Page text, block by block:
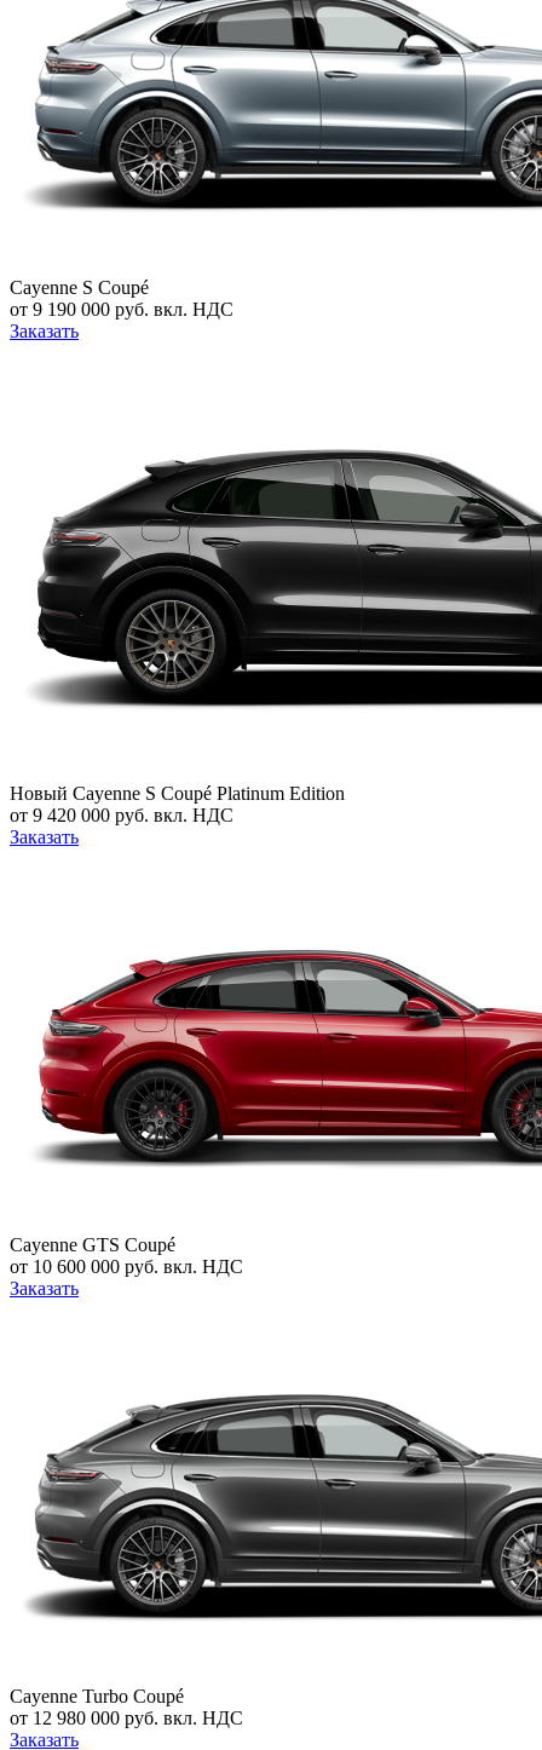
Cayenne S Coupé
от 9 190 000 руб. вкл. НДС
Заказать
Новый Cayenne S Coupé Platinum Edition
от 9 420 000 руб. вкл. НДС
Заказать
Cayenne GTS Coupé
от 10 600 000 руб. вкл. НДС
Заказать
Cayenne Turbo Coupé
от 12 980 000 руб. вкл. НДС
Заказать